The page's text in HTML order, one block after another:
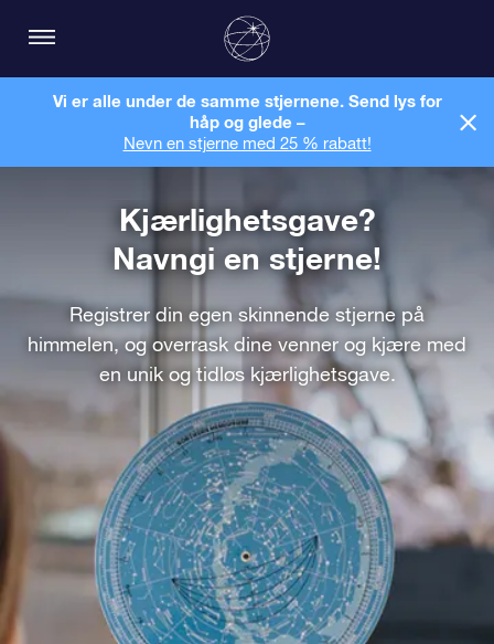
Vi er alle under de samme stjernene. Send lys for
håp og glede –
Nevn en stjerne med 25 % rabatt!
Kjærlighetsgave?
Navngi en stjerne!
Registrer din egen skinnende stjerne på
himmelen, og overrask dine venner og kjære med
en unik og tidløs kjærlighetsgave.